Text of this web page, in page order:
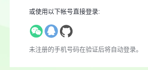
或使用以下帐号直接登录:
未注册的手机号码在验证后将自动登录。